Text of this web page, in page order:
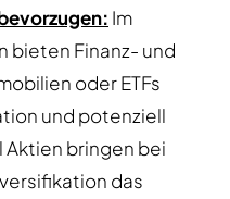
: Im
bieten Finanz- und
oder ETFs
und potenziell
Aktien bringen bei
das